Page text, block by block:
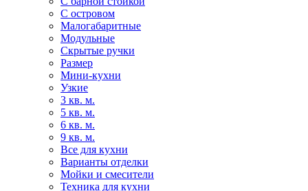
С островом
Малогабаритные
Модульные
Скрытые ручки
Размер
Мини-кухни
Узкие
3 кв. м.
5 кв. м.
6 кв. м.
9 кв. м.
Все для кухни
Варианты отделки
Мойки и смесители
Техника для кухни